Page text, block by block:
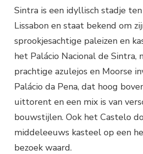
Sintra is een idyllisch stadje
Lissabon en staat bekend om
sprookjesachtige paleizen en
het Palácio Nacional de Sintra,
prachtige azulejos en Moorse
Palácio da Pena, dat hoog
uittorent en een mix is van
bouwstijlen. Ook het Castelo
middeleeuws kasteel op een
bezoek waard.